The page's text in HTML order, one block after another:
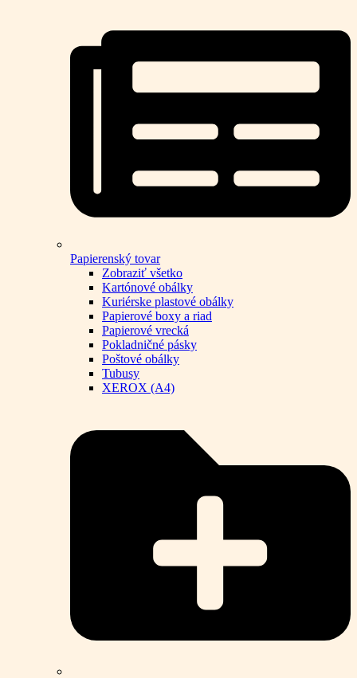
Papierenský tovar
Zobraziť všetko
Kartónové obálky
Kuriérske plastové obálky
Papierové boxy a riad
Papierové vrecká
Pokladničné pásky
Poštové obálky
Tubusy
XEROX (A4)